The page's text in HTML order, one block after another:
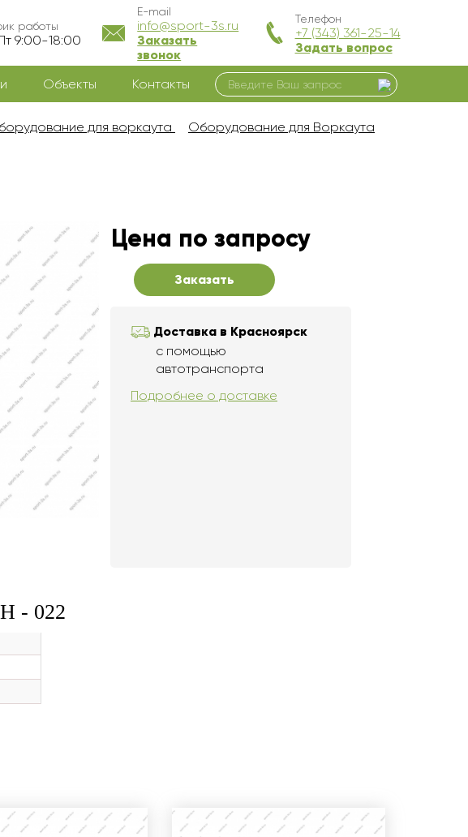
работы
9:00-18:00
E-mail
info@sport-3s.ru
Заказать
звонок
Телефон
+7 (343) 361-25-14
Задать вопрос
Объекты Контакты
для воркаута
Оборудование для Воркаута
Цена по запросу
Заказать
Доставка в Красноярск
с помощью
автотранспорта
Подробнее о доставке
- 022